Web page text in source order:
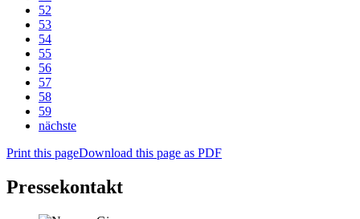
52
53
54
55
56
57
58
59
nächste
Print this pageDownload this page as PDF
Pressekontakt